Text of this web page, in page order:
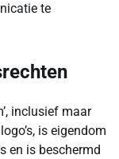
te
inclusief maar
is eigendom
en is beschermd